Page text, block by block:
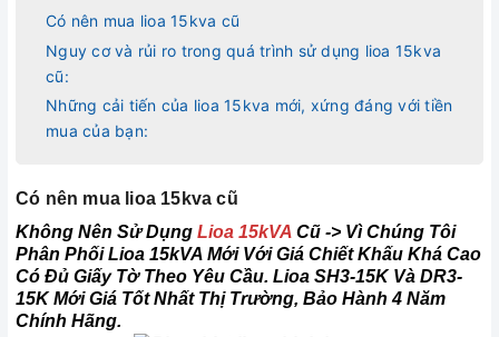
Có nên mua lioa 15kva cũ
Nguy cơ và rủi ro trong quá trình sử dụng lioa 15kva
cũ:
Những cải tiến của lioa 15kva mới, xứng đáng với tiền
mua của bạn:
Có nên mua lioa 15kva cũ
Không Nên Sử Dụng Lioa 15kVA Cũ -> Vì Chúng Tôi
Phân Phối Lioa 15kVA Mới Với Giá Chiết Khấu Khá Cao
Có Đủ Giấy Tờ Theo Yêu Cầu. Lioa SH3-15K Và DR3-
15K Mới Giá Tốt Nhất Thị Trường, Bảo Hành 4 Năm
Chính Hãng.